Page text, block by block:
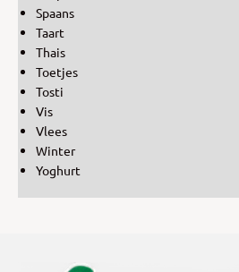
Spaans
Taart
Thais
Toetjes
Tosti
Vis
Vlees
Winter
Yoghurt